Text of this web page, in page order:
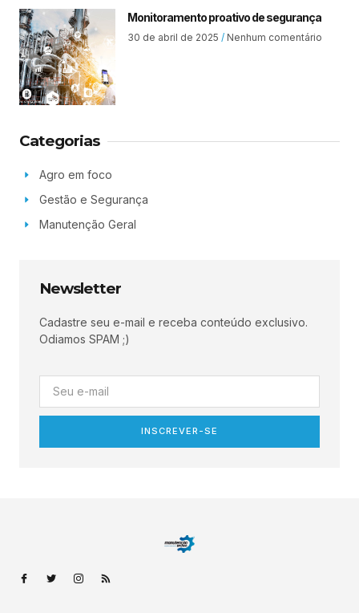
Monitoramento proativo de segurança
30 de abril de 2025 Nenhum comentário
Categorias
Agro em foco
Gestão e Segurança
Manutenção Geral
Newsletter
Cadastre seu e-mail e receba conteúdo exclusivo.
Odiamos SPAM ;)
INSCREVER-SE